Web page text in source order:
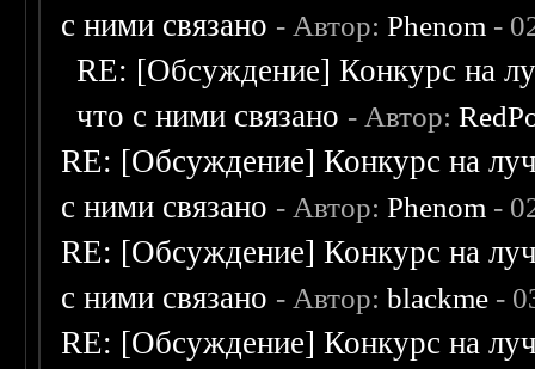
с ними связано - Автор:Phenom -
RE: [Обсуждение] Конкурс на
что с ними связано - Автор:
RE: [Обсуждение] Конкурс на
с ними связано - Автор:Phenom -
RE: [Обсуждение] Конкурс на
с ними связано - Автор:blackme -
RE: [Обсуждение] Конкурс на